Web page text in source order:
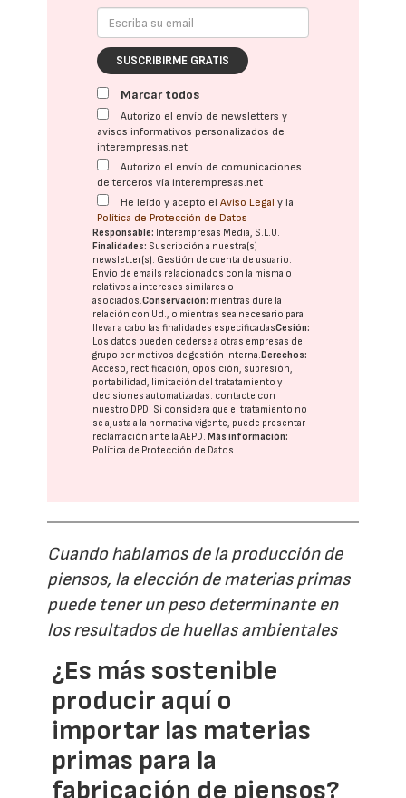
SUSCRIBIRME GRATIS
Marcar todos
Autorizo el envío de newsletters y
avisos informativos personalizados de
interempresas.net
Autorizo el envío de comunicaciones
de terceros vía interempresas.net
He leído y acepto elAviso Legal y la
Política de Protección de Datos
Responsable: Interempresas Media, S.L.U.
Finalidades: Suscripción a nuestra(s)
newsletter(s). Gestión de cuenta de usuario.
Envío de emails relacionados con la misma o
relativos a intereses similares o
asociados.Conservación: mientras dure la
relación con Ud., o mientras sea necesario para
llevar a cabo las finalidades especificadasCesión:
Los datos pueden cederse a otras empresas del
grupo por motivos de gestión interna. Derechos:
Acceso, rectificación, oposición, supresión,
portabilidad, limitación del tratatamiento y
decisiones automatizadas: contacte con
nuestro DPD. Si considera que el tratamiento no
se ajusta a la normativa vigente, puede presentar
reclamación ante laAEPD. Más información:
Política de Protección de Datos
Cuando hablamos de la producción de
piensos, la elección de materias primas
puede tener un peso determinante en
los resultados de huellas ambientales
¿Es más sostenible
producir aquí o
importar las materias
primas para la
fabricación de piensos?